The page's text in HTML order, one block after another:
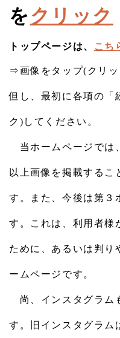
をクリック
トップページは、 こち
⇒画像をタップ(クリッ
但し、最初に各項の「
ク)してください。
当ホームページでは
以上画像を掲載するこ
す。また、今後は第３
す。これは、利用者様
ために、あるいは判り
ームページです。
尚、インスタグラム
す。旧インスタグラム